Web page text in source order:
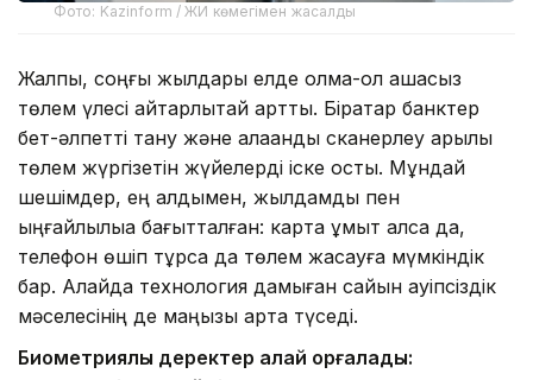
Фото: Kazinform / ЖИ көмегімен жасалды
Жалпы, соңғы жылдары елде қолма-қол ақшасыз
төлем үлесі айтарлықтай артты. Бірқатар банктер
бет-әлпетті тану және алақанды сканерлеу арқылы
төлем жүргізетін жүйелерді іске қосты. Мұндай
шешімдер, ең алдымен, жылдамдық пен
ыңғайлылыққа бағытталған: карта ұмыт қалса да,
телефон өшіп тұрса да төлем жасауға мүмкіндік
бар. Алайда технология дамыған сайын қауіпсіздік
мәселесінің де маңызы арта түседі.
Биометриялық деректер қалай қорғалады: